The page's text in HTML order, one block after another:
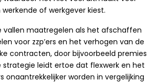
of werkgever kiest.
vallen maatregelen als het afschaffen
voor zzp’ers en het verhogen van de
contracten, door bijvoorbeeld premies
strategie leidt ertoe dat flexwerk en het
onaantrekkelijker worden in vergelijking